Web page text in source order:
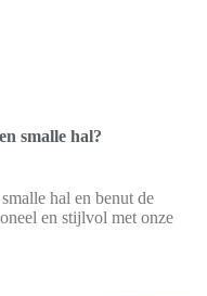
smalle hal?
hal en benut de
en stijlvol met onze